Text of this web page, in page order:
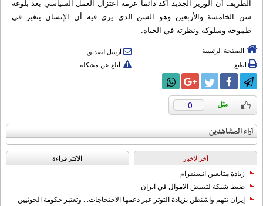
الطريف أن الوزير الجديد أكد دائما عزمه اعتزال العمل السياسي بعد بلوغه
سن الخامسة والأربعين وهو السن الذي يرى فيه أن الإنسان يتغير في
طموحه وسلوكه ونظرته في الحياة.
الصفحة الرئيسة
أرسل لصديق
اطبع
أبلغ عن مشكلة
0
آراء المشاهدين
آخرالاخبار الاکثر قراءة
زيادة متابعين انستقرام
ضبط شبكة لتبييض الاموال في ايران
إيران تتهم واشنطن بزيادة التوتر عبر دعمها الاحتجاجات... وتعتبر حكومة الحوثيين